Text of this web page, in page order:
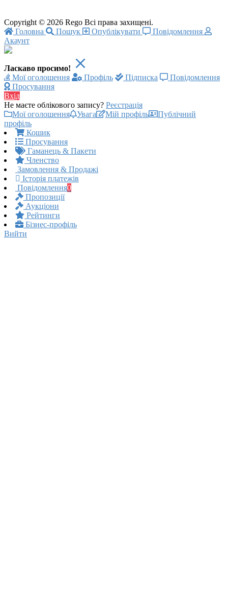
Copyright © 2026 Rego Всі права захищені.
Головна
Пошук Опублікувати
Повідомлення
Акаунт
Ласкаво просимо!
Мої оголошення
Профіль Підписка
Повідомлення
Просування
Вхід
Не маєте облікового запису? Реєстрація
Мої оголошення
Увага Мій профіль
Публічний
профіль
Кошик
Просування
Гаманець & Пакети
Членство
Замовлення & Продажі
Історія платежів
Повідомлення0
Пропозиції
Аукціони
Рейтинги
Бізнес-профіль
Вийти